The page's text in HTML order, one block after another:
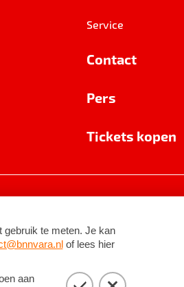
Service
Contact
Pers
Tickets kopen